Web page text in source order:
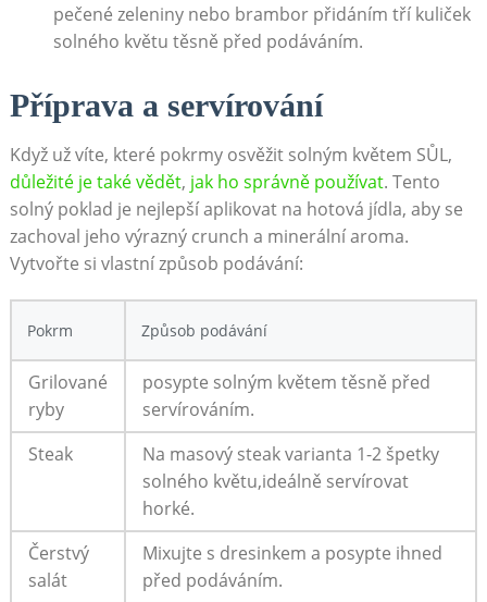
pečené zeleniny nebo brambor‌ přidáním tří kuliček
solného květu těsně před podáváním.
Příprava​ a servírování
Když už víte, které pokrmy osvěžit solným květem SŮL,
důležité je také vědět, jak ho správně používat. Tento
solný poklad je nejlepší aplikovat na hotová jídla, aby se
zachoval jeho výrazný crunch ⁢a minerální aroma.
Vytvořte ‌si vlastní způsob podávání:
Pokrm Způsob⁣ podávání
Grilované
ryby
posypte solným ⁤květem těsně před
servírováním.
Steak
Na masový steak varianta 1-2 špetky
solného květu,ideálně servírovat
horké.
Čerstvý
salát
Mixujte s dresinkem a posypte ihned
před​ podáváním.